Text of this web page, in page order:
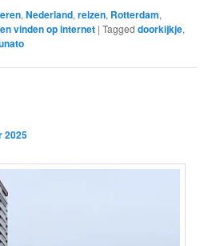
,Nederland,reizen, Rotterdam,
vinden op internet |Tagged doorkijkje,
2025